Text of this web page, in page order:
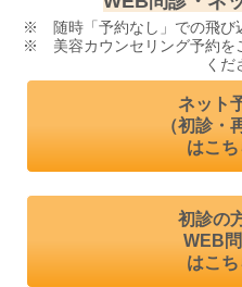
※ 随時「予約なし」での飛び
※ 美容カウンセリング予約を
くだ
ネット
（初診・
はこち
初診の
WEB
はこち